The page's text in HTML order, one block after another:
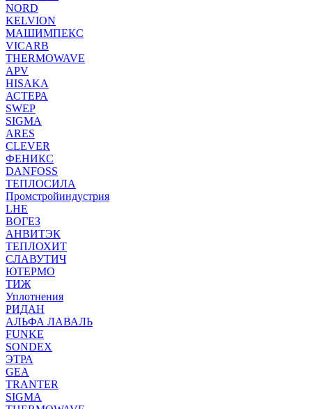
NORD
KELVION
МАШИМПЕКС
VICARB
THERMOWAVE
APV
HISAKA
АСТЕРА
SWEP
SIGMA
ARES
CLEVER
ФЕНИКС
DANFOSS
ТЕПЛОСИЛА
Промстройиндустрия
LHE
ВОГЕЗ
АНВИТЭК
ТЕПЛОХИТ
СЛАВУТИЧ
ЮТЕРМО
ТИЖ
Уплотнения
РИДАН
АЛЬФА ЛАВАЛЬ
FUNKE
SONDEX
ЭТРА
GEA
TRANTER
SIGMA